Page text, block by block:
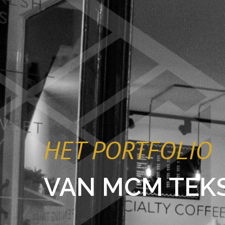
HET PORTFOLIO
VAN MCM